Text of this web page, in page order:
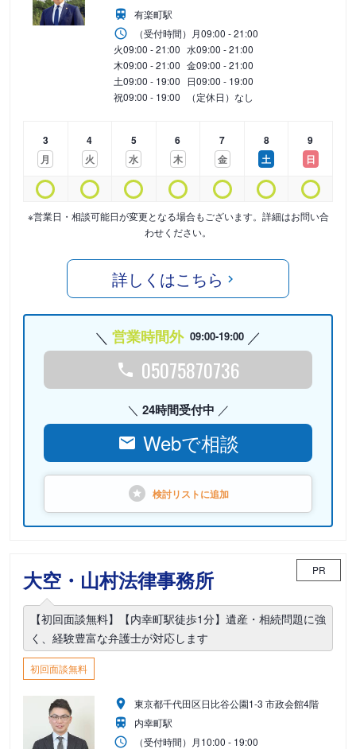
有楽町駅
（受付時間） 月09:00 - 21:00
火09:00 - 21:00 水09:00 - 21:00
木09:00 - 21:00 金09:00 - 21:00
土09:00 - 19:00 日09:00 - 19:00
祝09:00 - 19:00 （定休日）なし
3
月
4
火
5
水
6
木
7
金
8
土
9
日
※営業日・相談可能日が変更となる場合もございます。詳細はお問い合
わせください。
詳しくはこちら
営業時間外 09:00-19:00
05075870736
24時間受付中
Webで相談
検討リストに追加
大空・山村法律事務所 PR
【初回面談無料】【内幸町駅徒歩1分】遺産・相続問題に強
く、経験豊富な弁護士が対応します
初回面談無料
東京都千代田区日比谷公園1-3 市政会館4階
内幸町駅
（受付時間） 月10:00 - 19:00